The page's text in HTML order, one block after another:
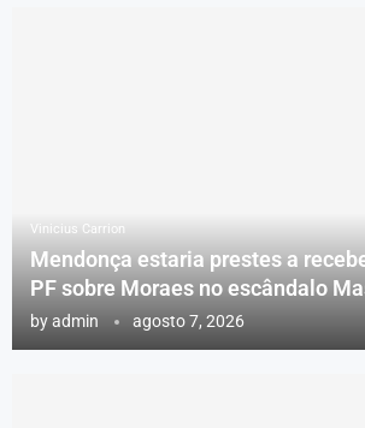
Vinicius Carrion
Mendonça estaria prestes a
PF sobre Moraes no escândalo
byadmin agosto 7, 2026